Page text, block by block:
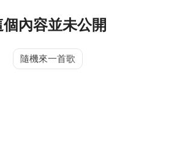
個內容並未公開
隨機來一首歌